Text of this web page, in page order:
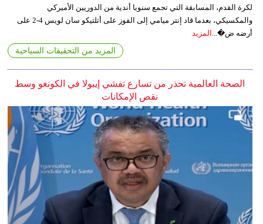
لكرة القدم، المسابقة التي تجمع سنويا أندية من الدوريين الأميركي
والمكسيكي، بعدما قاد إنتر ميامي إلى الفوز على أتلتيكو سان لويس 4-2 على
أرضه ض�... المزيد
المزيد من التحقيقات السياحية
الصحة العالمية تحذر من تسارع تفشي إيبولا في الكونغو وسط
نقص الإمكانات